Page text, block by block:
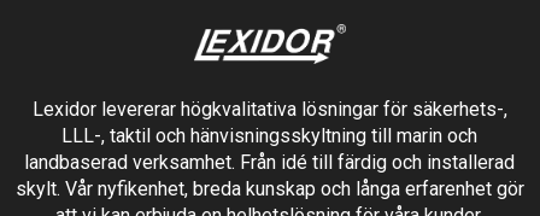
Lexidor levererar högkvalitativa lösningar för säkerhets-,
LLL-, taktil och hänvisningsskyltning till marin och
landbaserad verksamhet. Från idé till färdig och installerad
skylt. Vår nyfikenhet, breda kunskap och långa erfarenhet gör